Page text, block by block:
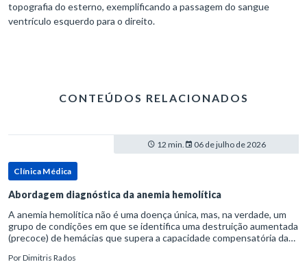
topografia do esterno, exemplificando a passagem do sangue
ventrículo esquerdo para o direito.
CONTEÚDOS RELACIONADOS
12 min. 06 de julho de 2026
Clínica Médica
Abordagem diagnóstica da anemia hemolítica
A anemia hemolítica não é uma doença única, mas, na verdade, um
grupo de condições em que se identifica uma destruição aumentada
(precoce) de hemácias que supera a capacidade compensatória da
PorDimitris Rados